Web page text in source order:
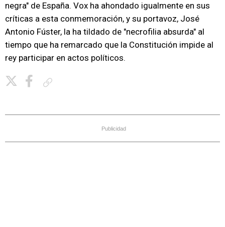
negra" de España. Vox ha ahondado igualmente en sus
críticas a esta conmemoración, y su portavoz, José
Antonio Fúster, la ha tildado de "necrofilia absurda" al
tiempo que ha remarcado que la Constitución impide al
rey participar en actos políticos.
Publicidad